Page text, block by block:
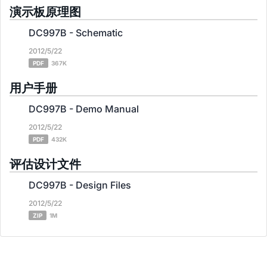
演示板原理图
DC997B - Schematic
2012/5/22
PDF 367K
用户手册
DC997B - Demo Manual
2012/5/22
PDF 432K
评估设计文件
DC997B - Design Files
2012/5/22
ZIP 1M